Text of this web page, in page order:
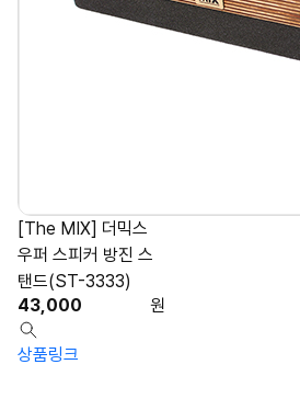
[The MIX] 더믹스
우퍼 스피커 방진 스
탠드(ST-3333)
43,000
원
상품링크